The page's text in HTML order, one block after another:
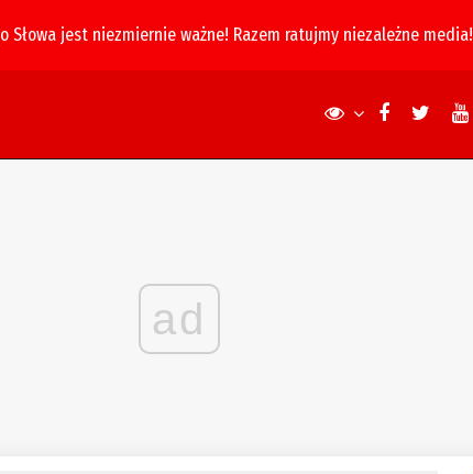
jest niezmiernie ważne! Razem ratujmy niezależne media!
ad